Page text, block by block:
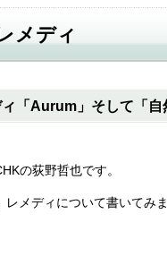
メディ
「Aurum」そして「自
の荻野哲也です。
メディについて書いてみま